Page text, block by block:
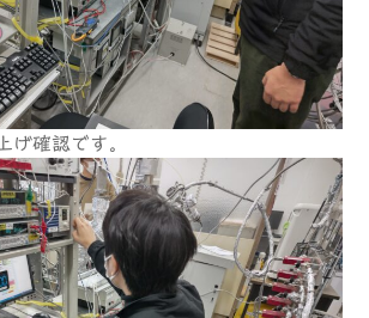
げ確認です。